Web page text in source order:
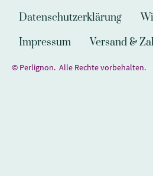
Datenschutzerklärung
Impressum
Versand &
© Perlignon. Alle Rechte vorbehalten.